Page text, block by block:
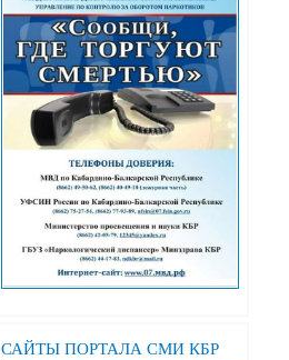
САЙТЫ ПОРТАЛА СМИ КБР